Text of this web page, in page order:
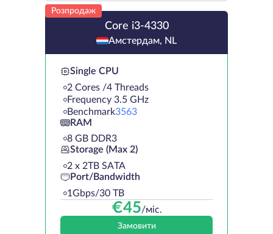
Розпродаж
Core i3-4330
Амстердам, NL
Single CPU
2 Cores /4 Threads
Frequency 3.5 GHz
Benchmark3563
RAM
8 GB DDR3
Storage (Max 2)
2 х 2TB SATA
Port/Bandwidth
1Gbps/30 TB
€45/міс.
Замовити